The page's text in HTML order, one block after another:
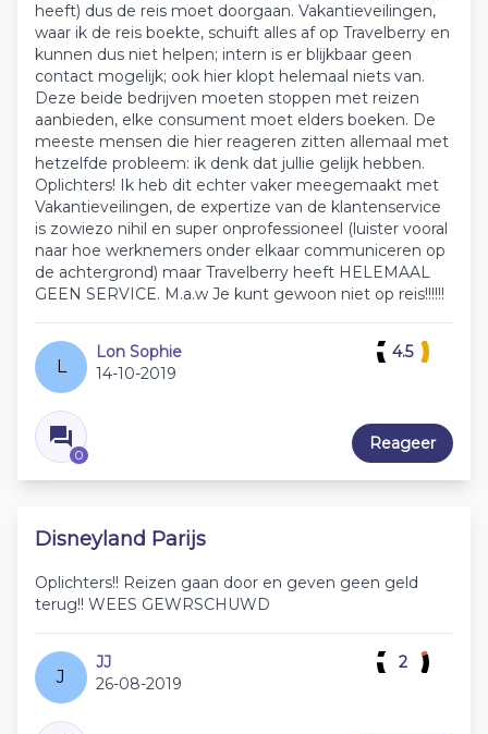
heeft) dus de reis moet doorgaan. Vakantieveilingen,
waar ik de reis boekte, schuift alles af op Travelberry en
kunnen dus niet helpen; intern is er blijkbaar geen
contact mogelijk; ook hier klopt helemaal niets van.
Deze beide bedrijven moeten stoppen met reizen
aanbieden, elke consument moet elders boeken. De
meeste mensen die hier reageren zitten allemaal met
hetzelfde probleem: ik denk dat jullie gelijk hebben.
Oplichters! Ik heb dit echter vaker meegemaakt met
Vakantieveilingen, de expertize van de klantenservice
is zowiezo nihil en super onprofessioneel (luister vooral
naar hoe werknemers onder elkaar communiceren op
de achtergrond) maar Travelberry heeft HELEMAAL
GEEN SERVICE. M.a.w Je kunt gewoon niet op reis!!!!!!
L
Lon Sophie
14-10-2019
0
4.5
Reageer
Disneyland Parijs
Oplichters!! Reizen gaan door en geven geen geld
terug!! WEES GEWRSCHUWD
J
JJ
26-08-2019
2